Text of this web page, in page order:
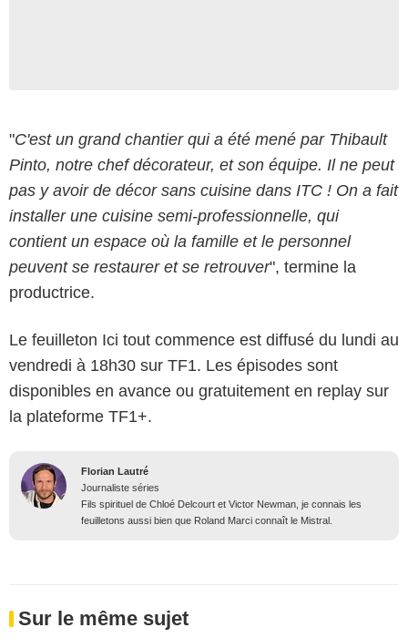
"C'est un grand chantier qui a été mené par Thibault
Pinto, notre chef décorateur, et son équipe. Il ne peut
pas y avoir de décor sans cuisine dans ITC ! On a fait
installer une cuisine semi-professionnelle, qui
contient un espace où la famille et le personnel
peuvent se restaurer et se retrouver", termine la
productrice.
Le feuilleton Ici tout commence est diffusé du lundi au
vendredi à 18h30 sur TF1. Les épisodes sont
disponibles en avance ou gratuitement en replay sur
la plateforme TF1+.
Florian Lautré
Journaliste séries
Fils spirituel de Chloé Delcourt et Victor Newman, je connais les
feuilletons aussi bien que Roland Marci connaît le Mistral.
Sur le même sujet